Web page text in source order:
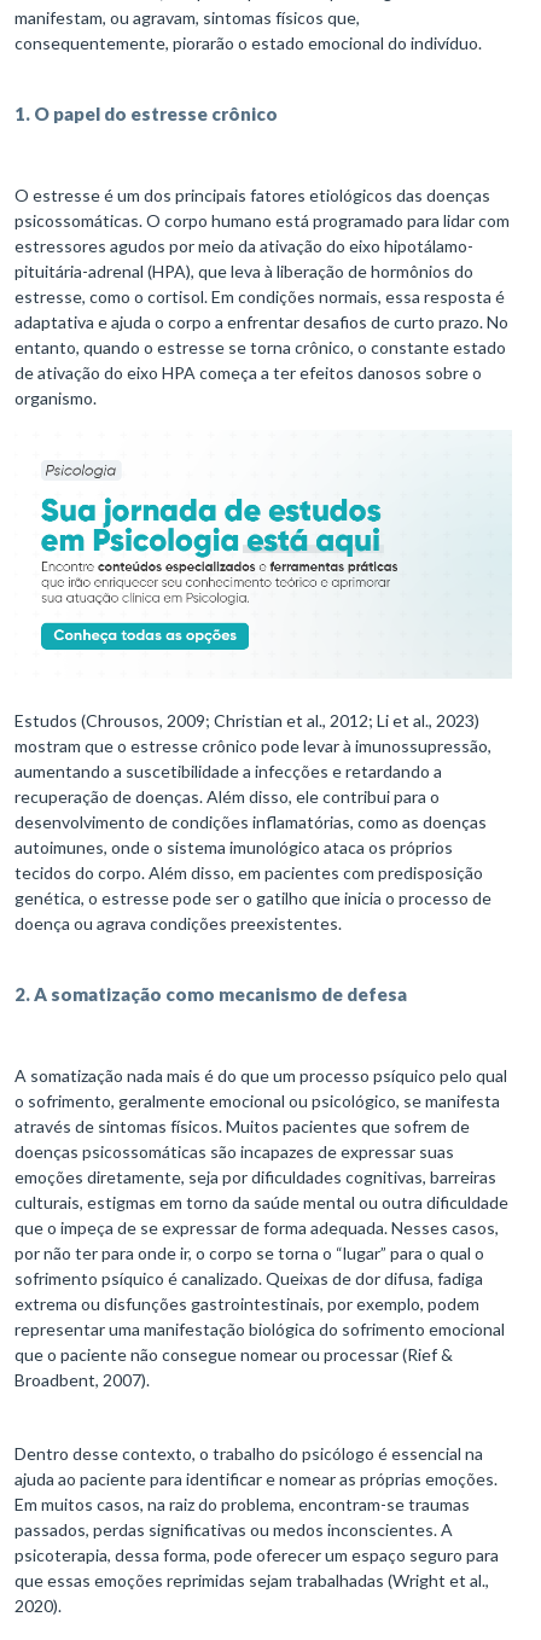
manifestam, ou agravam, sintomas físicos que,
consequentemente, piorarão o estado emocional do indivíduo.
1. O papel do estresse crônico
O estresse é um dos principais fatores etiológicos das doenças
psicossomáticas. O corpo humano está programado para lidar com
estressores agudos por meio da ativação do eixo hipotálamo-
pituitária-adrenal (HPA), que leva à liberação de hormônios do
estresse, como o cortisol. Em condições normais, essa resposta é
adaptativa e ajuda o corpo a enfrentar desafios de curto prazo. No
entanto, quando o estresse se torna crônico, o constante estado
de ativação do eixo HPA começa a ter efeitos danosos sobre o
organismo.
Estudos (Chrousos, 2009; Christian et al., 2012; Li et al., 2023)
mostram que o estresse crônico pode levar à imunossupressão,
aumentando a suscetibilidade a infecções e retardando a
recuperação de doenças. Além disso, ele contribui para o
desenvolvimento de condições inflamatórias, como as doenças
autoimunes, onde o sistema imunológico ataca os próprios
tecidos do corpo. Além disso, em pacientes com predisposição
genética, o estresse pode ser o gatilho que inicia o processo de
doença ou agrava condições preexistentes.
2. A somatização como mecanismo de defesa
A somatização nada mais é do que um processo psíquico pelo qual
o sofrimento, geralmente emocional ou psicológico, se manifesta
através de sintomas físicos. Muitos pacientes que sofrem de
doenças psicossomáticas são incapazes de expressar suas
emoções diretamente, seja por dificuldades cognitivas, barreiras
culturais, estigmas em torno da saúde mental ou outra dificuldade
que o impeça de se expressar de forma adequada. Nesses casos,
por não ter para onde ir, o corpo se torna o “lugar” para o qual o
sofrimento psíquico é canalizado. Queixas de dor difusa, fadiga
extrema ou disfunções gastrointestinais, por exemplo, podem
representar uma manifestação biológica do sofrimento emocional
que o paciente não consegue nomear ou processar (Rief &
Broadbent, 2007).
Dentro desse contexto, o trabalho do psicólogo é essencial na
ajuda ao paciente para identificar e nomear as próprias emoções.
Em muitos casos, na raiz do problema, encontram-se traumas
passados, perdas significativas ou medos inconscientes. A
psicoterapia, dessa forma, pode oferecer um espaço seguro para
que essas emoções reprimidas sejam trabalhadas (Wright et al.,
2020).